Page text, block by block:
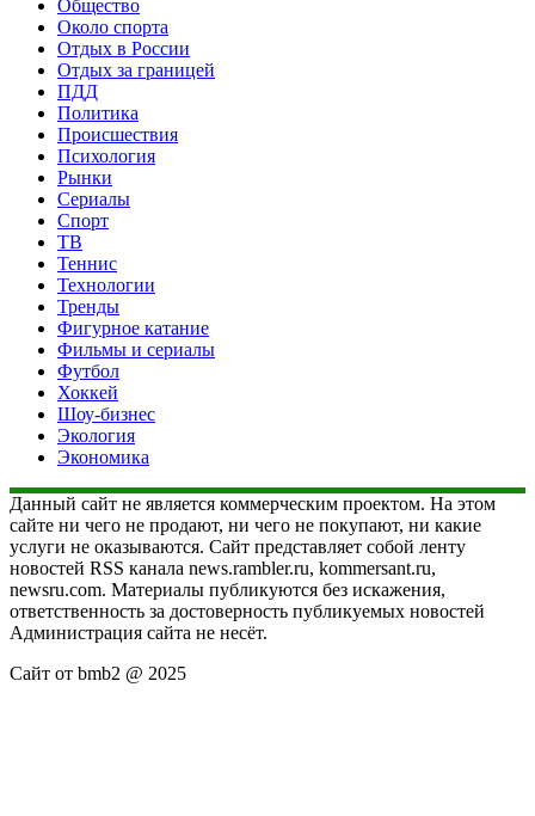
Общество
Около спорта
Отдых в России
Отдых за границей
ПДД
Политика
Происшествия
Психология
Рынки
Сериалы
Спорт
ТВ
Теннис
Технологии
Тренды
Фигурное катание
Фильмы и сериалы
Футбол
Хоккей
Шоу-бизнес
Экология
Экономика
Данный сайт не является коммерческим проектом. На этом
сайте ни чего не продают, ни чего не покупают, ни какие
услуги не оказываются. Сайт представляет собой ленту
новостей RSS канала news.rambler.ru, kommersant.ru,
newsru.com. Материалы публикуются без искажения,
ответственность за достоверность публикуемых новостей
Администрация сайта не несёт.
Сайт от bmb2 @ 2025